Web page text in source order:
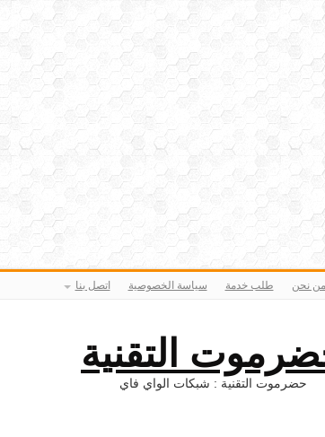
من نحن طلب خدمة سياسة الخصوصية اتصل بنا
التقنية
حضرموت التقنية : شبكات الواي فاي